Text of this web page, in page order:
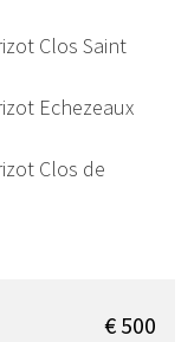
Clos Saint
Echezeaux
Clos de
€ 500